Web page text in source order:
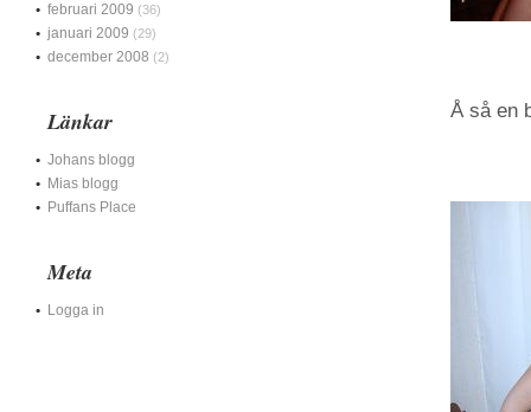
Å så en
februari 2009 (36)
januari 2009 (29)
december 2008 (2)
Länkar
Johans blogg
Mias blogg
Puffans Place
Meta
Logga in